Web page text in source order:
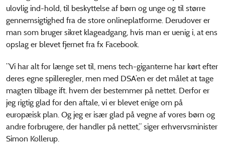
ulovlig ind-hold, til beskyttelse af børn og unge og til større
gennemsigtighed fra de store onlineplatforme. Derudover er
man som bruger sikret klageadgang, hvis man er uenig i, at ens
opslag er blevet fjernet fra fx Facebook.
”Vi har alt for længe set til, mens tech-giganterne har kørt efter
deres egne spilleregler, men med DSA’en er det målet at tage
magten tilbage ift. hvem der bestemmer på nettet. Derfor er
jeg rigtig glad for den aftale, vi er blevet enige om på
europæisk plan. Og jeg er især glad på vegne af vores børn og
andre forbrugere, der handler på nettet,” siger erhvervsminister
Simon Kollerup.